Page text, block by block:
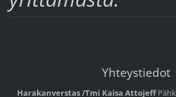
Yhteystiedot
Harakanverstas /Tmi Kaisa Attojeff